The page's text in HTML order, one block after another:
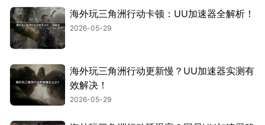
海外玩三角洲行动卡顿：UU加速器全解析！
2026-05-29
海外玩三角洲行动更新慢？UU加速器实测有
效解决！
2026-05-29